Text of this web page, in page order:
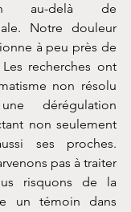
au-delà de
Notre douleur
à peu près de
recherches ont
non résolu
dérégulation
non seulement
ses proches.
pas à traiter
risquons de la
un témoin dans